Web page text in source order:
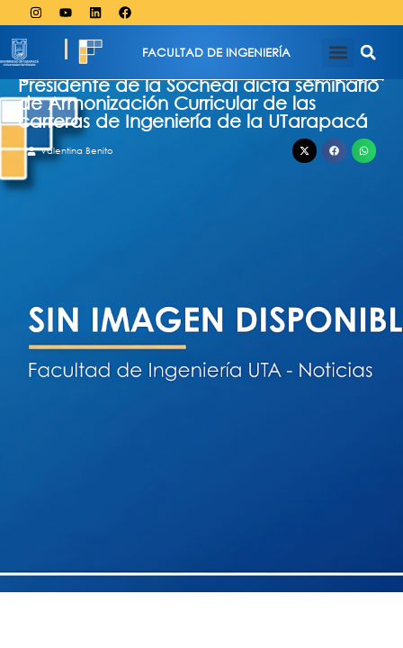
FACULTAD DE INGENIERÍA
abril 24, 2024
Presidente de la Sochedi dicta seminario
de Armonización Curricular de las
carreras de Ingeniería de la UTarapacá
Valentina Benito